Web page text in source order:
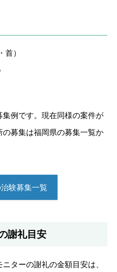
首）
例です。現在同様の案件が
募集は福岡県の募集一覧か
験募集一覧
謝礼目安
ターの謝礼の金額目安は、